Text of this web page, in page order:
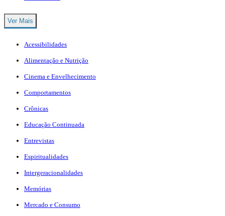
Ver Mais
Acessibilidades
Alimentação e Nutrição
Cinema e Envelhecimento
Comportamentos
Crônicas
Educação Continuada
Entrevistas
Espiritualidades
Intergeracionalidades
Memórias
Mercado e Consumo